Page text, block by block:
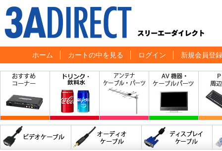
ホーム カートの中を見る ログイン 新規会員登録